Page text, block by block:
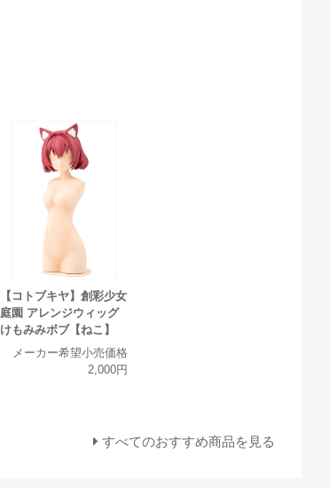
【コトブキヤ】創彩少女
庭園 アレンジウィッグ
けもみみボブ【ねこ】
メーカー希望小売価格
2,000円
すべてのおすすめ商品を見る